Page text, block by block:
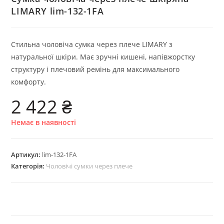
LIMARY lim-132-1FA
Стильна чоловіча сумка через плече LIMARY з
натуральної шкіри. Має зручні кишені, напівжорстку
структуру і плечовий ремінь для максимального
комфорту.
2 422₴
Немає в наявності
Артикул: lim-132-1FA
Категорія: Чоловічі сумки через плече